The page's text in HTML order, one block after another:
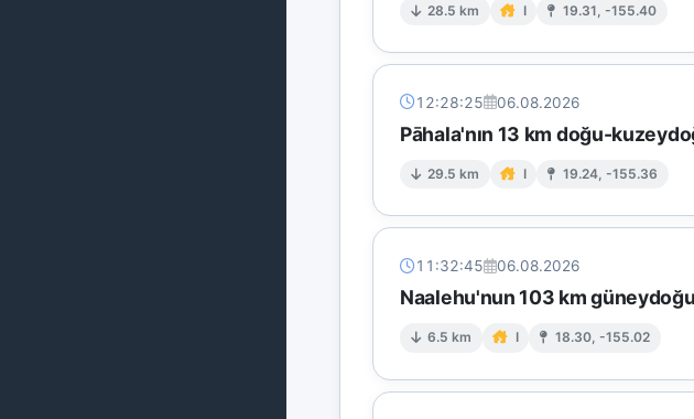
28.5 km I 19.31, -155.40
12:28:25 06.08.2026
Pāhala'nın 13 km doğu-
29.5 km I 19.24, -155.36
11:32:45 06.08.2026
Naalehu'nun 103 km
6.5 km I 18.30, -155.02